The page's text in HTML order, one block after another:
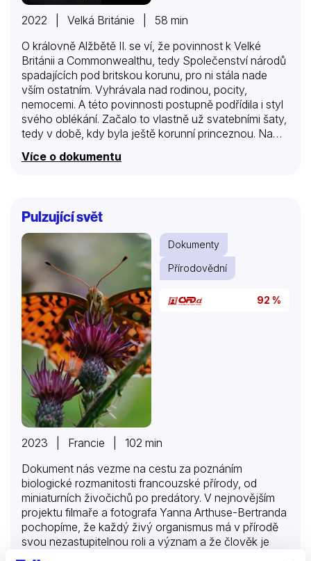
2022 | Velká Británie | 58 min
O královně Alžbětě II. se ví, že povinnost k Velké
Británii a Commonwealthu, tedy Společenství národů
spadajících pod britskou korunu, pro ni stála nade
vším ostatním. Vyhrávala nad rodinou, pocity,
nemocemi. A této povinnosti postupně podřídila i styl
svého oblékání. Začalo to vlastně už svatebními šaty,
tedy v době, kdy byla ještě korunní princeznou. Na
královská rodina podléhala přísnému poválečnému
úloze barev. Zprvu stála za jejím nápadně barevným
oblečením pouze snaha o to, aby ji její poddaní
snadno rozpoznali v davu, později začala vysílat
pomocí barev svá poselství….
Více o dokumentu
Pulzující svět
Dokumenty
Přírodovědní
92 %
2023 | Francie | 102 min
Dokument nás vezme na cestu za poznáním
biologické rozmanitosti francouzské přírody, od
miniaturních živočichů po predátory. V nejnovějším
projektu filmaře a fotografa Yanna Arthuse-Bertranda
pochopíme, že každý živý organismus má v přírodě
svou nezastupitelnou roli a význam a že člověk je
součástí tohoto neuvěřitelného systému, i když na to